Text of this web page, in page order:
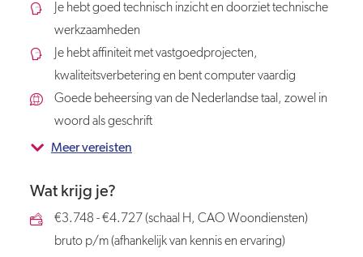
Je hebt goed technisch inzicht en doorziet technische
werkzaamheden
Je hebt affiniteit met vastgoedprojecten,
kwaliteitsverbetering en bent computer vaardig
Goede beheersing van de Nederlandse taal, zowel in
woord als geschrift
Meer vereisten
Wat krijg je?
€3.748 - €4.727 (schaal H, CAO Woondiensten)
bruto p/m (afhankelijk van kennis en ervaring)